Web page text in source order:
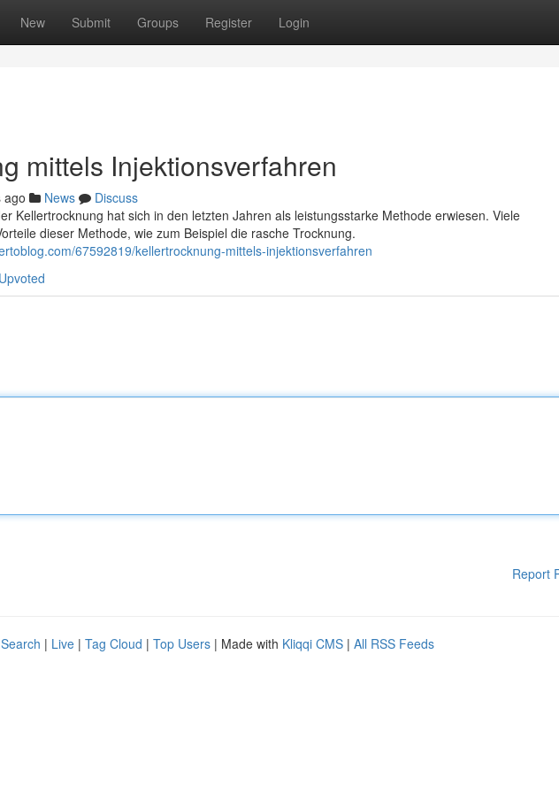
New Submit Groups Register Login
mittels Injektionsverfahren
ago News
Discuss
Kellertrocknung hat sich in den letzten Jahren als leistungsstarke Methode erwiesen. Viele
dieser Methode, wie zum Beispiel die rasche Trocknung.
67592819/kellertrocknung-mittels-injektionsverfahren
Report
| Live | Tag Cloud | Top Users | Made with Kliqqi CMS | All RSS Feeds